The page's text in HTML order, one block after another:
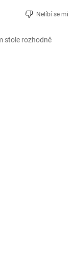
Nelíbí se mi
stole rozhodně